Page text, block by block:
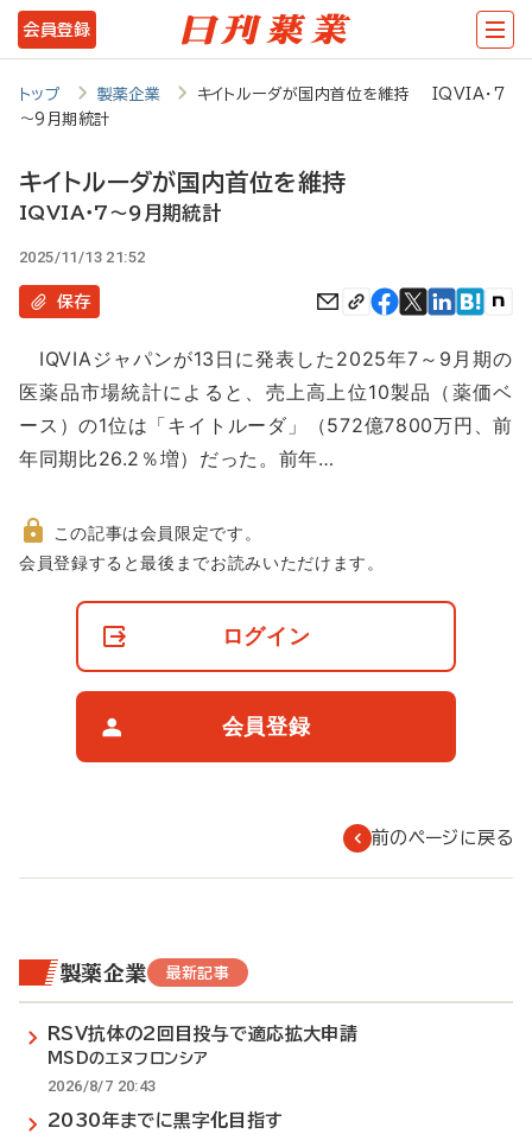
メ
イ
テ
ツ
に
動
会員登録
トップ 製薬企業
キイトルーダが国内首位を維持 IQVIA・7
～9月期統計
キイトルーダが国内首位を維持
IQVIA・7～9月期統計
2025/11/13 21:52
保存
IQVIAジャパンが13日に発表した2025年7～9月期の
医薬品市場統計によると、売上高上位10製品（薬価ベ
ース）の1位は「キイトルーダ」（572億7800万円、前
年同期比26.2％増）だった。前年…
非
この記事は会員限定です。
会員登録すると最後までお読みいただけます。
ログイン
会員登録
前のページに戻る
製薬企業 最新記事
RSV抗体の2回目投与で適応拡大申請
MSDのエヌフロンシア
2026/8/7 20:43
2030年までに黒字化目指す